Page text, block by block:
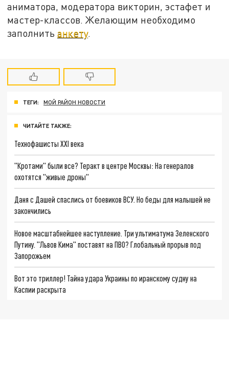
аниматора, модератора викторин, эстафет и
мастер-классов. Желающим необходимо
заполнитьанкету.
ТЕГИ: МОЙ РАЙОН НОВОСТИ
ЧИТАЙТЕ ТАКЖЕ:
Технофашисты XXI века
"Кротами" были все? Теракт в центре Москвы: На генералов
охотятся "живые дроны"
Даня с Дашей спаслись от боевиков ВСУ. Но беды для малышей не
закончились
Новое масштабнейшее наступление. Три ультиматума Зеленского
Путину. "Львов Кима" поставят на ПВО? Глобальный прорыв под
Запорожьем
Вот это триллер! Тайна удара Украины по иранскому судну на
Каспии раскрыта